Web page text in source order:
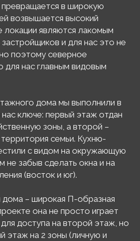
в широкую
возвышается высокий
локации являются лакомым
и для нас это не
поэтому северное
для нас главным видовым
дома мы выполнили в
ключе: первый этаж отдан
зоны, а второй –
семьи. Кухню-
с видом на окружающую
не забыв сделать окна и на
(восток и юг).
дома – широкая П-образная
она не просто играет
доступа на второй этаж, но
этаж на 2 зоны (личную и